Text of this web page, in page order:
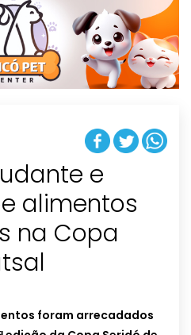
g
t
i
o
n
e
alimentos
na Copa
foram arrecadados